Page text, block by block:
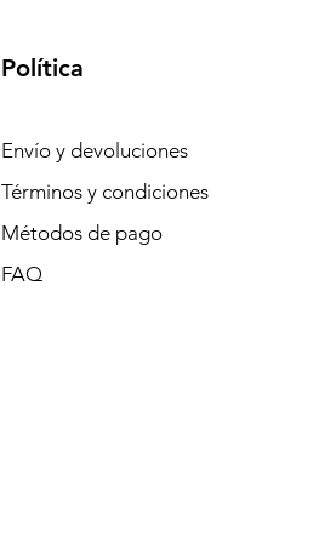
Política
Envío y devoluciones
Términos y condiciones
Métodos de pago
FAQ